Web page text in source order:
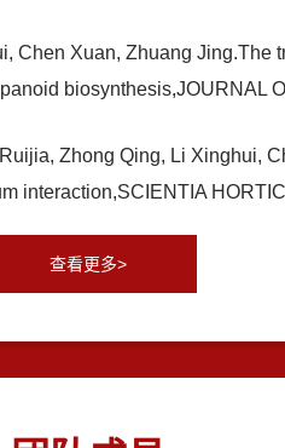
Xuan, Zhuang Jing.The
biosynthesis,JOURNAL
Zhong Qing, Li Xinghui,
interaction,SCIENTIA
查看更多>